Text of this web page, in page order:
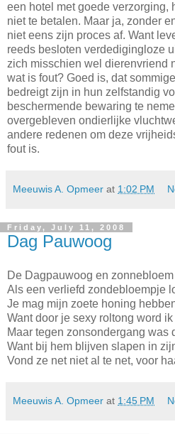
een hotel met goede verzorging,
niet te betalen. Maar ja, zonder
niet eens zijn proces af. Want
reeds besloten verdedigingloze
zich misschien wel dierenvriend
wat is fout? Goed is, dat
bedreigt zijn in hun zelfstandig
beschermende bewaring te
overgebleven ondierlijke
andere redenen om deze
fout is.
Meeuwis A. Opmeer at 1:02 PM
Friday, July 11, 2008
Dag Pauwoog
De Dagpauwoog en
Als een verliefd zondebloempje
Je mag mijn zoete honing
Want door je sexy roltong word
Maar tegen zonsondergang was
Want bij hem blijven slapen in
Vond ze net niet al te net, voor
Meeuwis A. Opmeer at 1:45 PM